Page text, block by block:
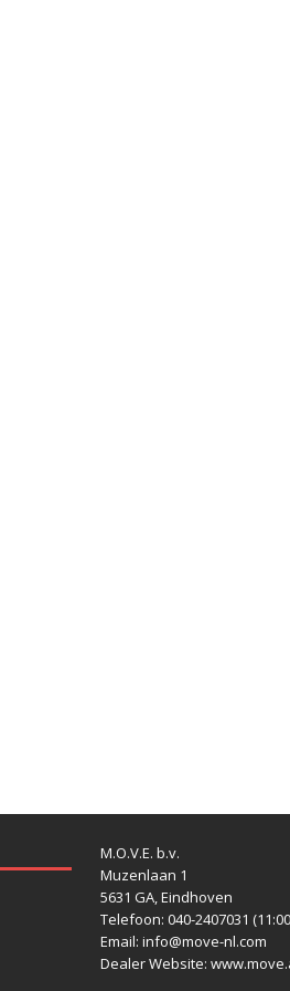
M.O.V.E. b.v.
Muzenlaan 1
5631 GA, Eindhoven
Telefoon: 040-2407031
Email: info@move-nl.com
Dealer Website: